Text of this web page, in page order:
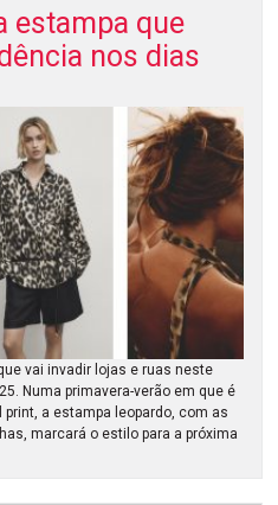
estampa que
nos dias
vai invadir lojas e ruas neste
Numa primavera-verão em que é
a estampa leopardo, com as
marcará o estilo para a próxima